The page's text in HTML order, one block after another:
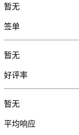
暂无
签单
暂无
好评率
暂无
平均响应